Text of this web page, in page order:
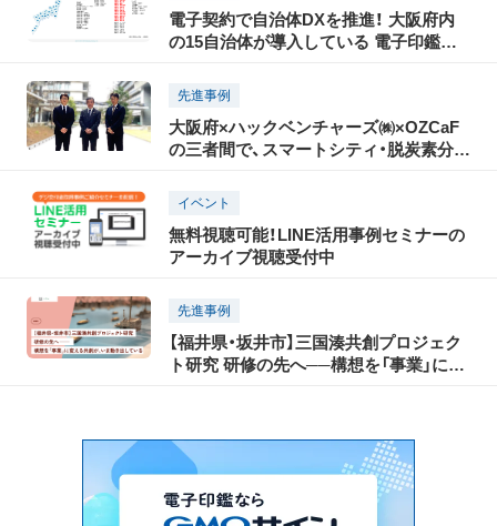
電子契約で自治体DXを推進！ 大阪府内
の15自治体が導入している 電子印鑑
先進事例
大阪府×ハックベンチャーズ㈱×OZCaF
の三者間で、スマートシティ・脱炭素分野
を締結
イベント
無料視聴可能！LINE活用事例セミナーの
アーカイブ視聴受付中
先進事例
【福井県・坂井市】三国湊共創プロジェク
ト研究 研修の先へ──構想を「事業」に変